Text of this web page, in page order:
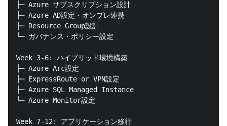
├─ Azure サブスクリプション設計
├─ Azure AD設定・オンプレ連携
├─ Resource Group設計
└─ ガバナンス・ポリシー設定
Week 3-6: ハイブリッド環境構築
├─ Azure Arc設定
├─ ExpressRoute or VPN設定
├─ Azure SQL Managed Instance
└─ Azure Monitor設定
Week 7-12: アプリケーション移行